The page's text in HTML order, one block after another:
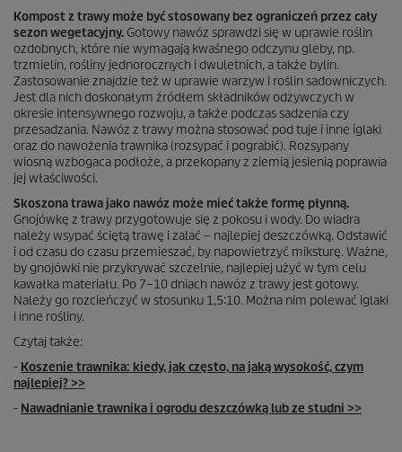
Kompost z trawy może być stosowany bez ograniczeń przez cały
sezon wegetacyjny. Gotowy nawóz sprawdzi się w uprawie roślin
ozdobnych, które nie wymagają kwaśnego odczynu gleby, np.
trzmielin, rośliny jednorocznych i dwuletnich, a także bylin.
Zastosowanie znajdzie też w uprawie warzyw i roślin sadowniczych.
Jest dla nich doskonałym źródłem składników odżywczych w
okresie intensywnego rozwoju, a także podczas sadzenia czy
przesadzania. Nawóz z trawy można stosować pod tuje i inne iglaki
oraz do nawożenia trawnika (rozsypać i pograbić). Rozsypany
wiosną wzbogaca podłoże, a przekopany z ziemią jesienią poprawia
jej właściwości.
Skoszona trawa jako nawóz może mieć także formę płynną.
Gnojówkę z trawy przygotowuje się z pokosu i wody. Do wiadra
należy wsypać ściętą trawę i zalać – najlepiej deszczówką. Odstawić
i od czasu do czasu przemieszać, by napowietrzyć miksturę. Ważne,
by gnojówki nie przykrywać szczelnie, najlepiej użyć w tym celu
kawałka materiału. Po 7–10 dniach nawóz z trawy jest gotowy.
Należy go rozcieńczyć w stosunku 1,5:10. Można nim polewać iglaki
i inne rośliny.
Czytaj także:
- Koszenie trawnika: kiedy, jak często, na jaką wysokość, czym
najlepiej? >>
- Nawadnianie trawnika i ogrodu deszczówką lub ze studni >>